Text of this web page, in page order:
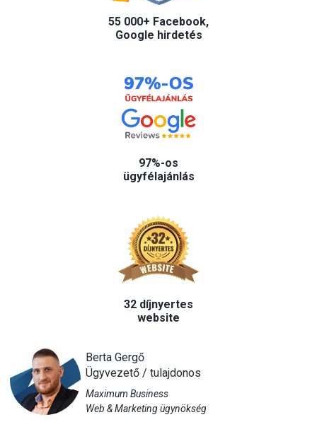
55 000+ Facebook,
Google hirdetés
97%-os
ügyfélajánlás
32 díjnyertes
website
Berta Gergő
Ügyvezető / tulajdonos
Maximum Business
Web & Marketing ügynökség